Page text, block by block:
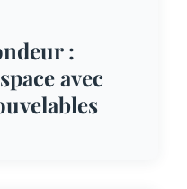
:
avec